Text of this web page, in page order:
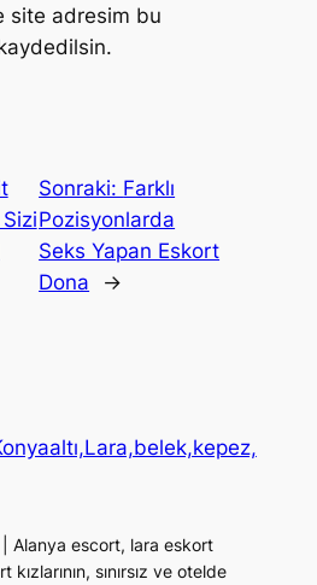
site adresim bu
Sonraki: Farklı
Pozisyonlarda
Seks Yapan Eskort
Dona
→
Alanya escort, lara eskort
sınırsız ve otelde